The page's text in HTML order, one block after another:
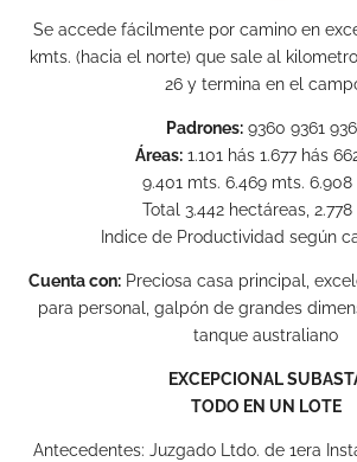
Se accede fácilmente por camino en
kmts. (hacia el norte) que sale al
26 y termina en el
Padrones: 9360 9361
Áreas: 1.101 hás 1.677 hás
9.401 mts. 6.469 mts. 6.908
Total 3.442 hectáreas, 2.778
Indice de Productividad según
Cuenta con:Preciosa casa principal,
para personal, galpón de grandes
tanque australiano
EXCEPCIONAL
TODO EN UN LOTE
Antecedentes: Juzgado Ltdo. de 1era